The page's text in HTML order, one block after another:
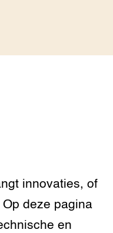
innovaties, of
deze pagina
en